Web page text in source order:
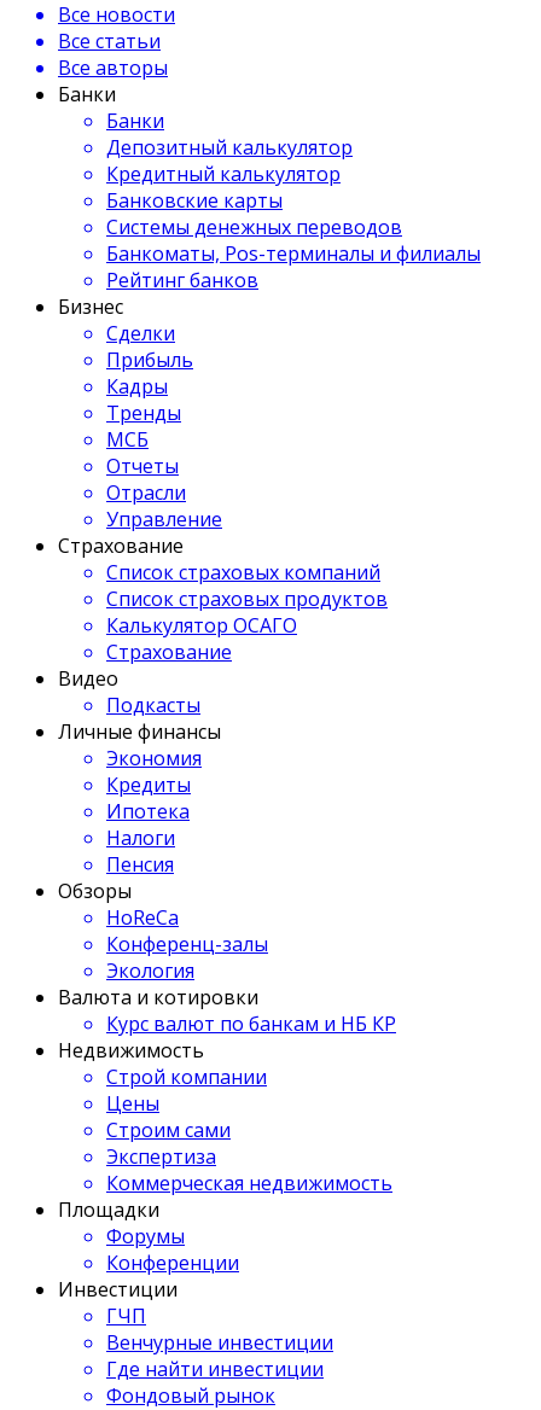
Все новости
Все статьи
Все авторы
Банки
Банки
Депозитный калькулятор
Кредитный калькулятор
Банковские карты
Системы денежных переводов
Банкоматы, Pos-терминалы и филиалы
Рейтинг банков
Бизнес
Сделки
Прибыль
Кадры
Тренды
МСБ
Отчеты
Отрасли
Управление
Страхование
Список страховых компаний
Список страховых продуктов
Калькулятор ОСАГО
Страхование
Видео
Подкасты
Личные финансы
Экономия
Кредиты
Ипотека
Налоги
Пенсия
Обзоры
HoReCa
Конференц-залы
Экология
Валюта и котировки
Курс валют по банкам и НБ КР
Недвижимость
Строй компании
Цены
Строим сами
Экспертиза
Коммерческая недвижимость
Площадки
Форумы
Конференции
Инвестиции
ГЧП
Венчурные инвестиции
Где найти инвестиции
Фондовый рынок